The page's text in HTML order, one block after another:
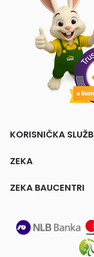
KORISNIČKA
ZEKA
ZEKA BAUCENTRI